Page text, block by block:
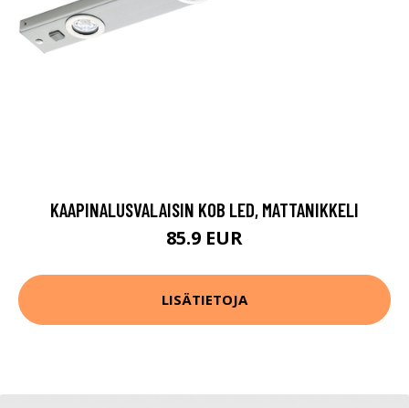
KAAPINALUSVALAISIN KOB LED, MATTANIKKELI
85.9 EUR
LISÄTIETOJA